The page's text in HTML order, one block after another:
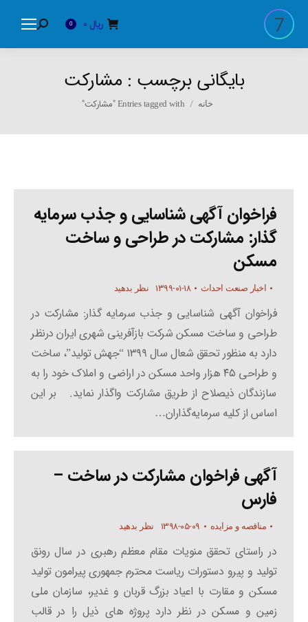
ریال 0
Search:
بایگانی برچسب : مشارکت
You are here:
خانه Entries tagged with "مشارکت"
فراخوان آگهی شناسایی و جذب سرمایه
گذار: مشارکت در طراحی و ساخت
مسکن
اخبار صنعت احداث ۱۳۹۹-۰۱-۱۸ نظر بدهید
فراخوان آگهی شناسایی و جذب سرمایه گذار: مشارکت در
طراحی و ساخت مسکن شرکت بازآفرینی شهری ایران درنظر
دارد به منظور تحقق شعال سال ۱۳۹۹ “جهش تولید”، ساخت
و طراحی ۴۵ هزار واحد مسکن در اراضی و املاک خود را به
سازندگان ذیصلاح از طریق مشارکت واگذار نماید. بر این
اساس از کلیه سرمایه‌گذاران…
آگهی فراخوان مشارکت در ساخت –
فارس
مناقصه و مزایده ۱۳۹۸-۰۵-۰۹ نظر بدهید
در راستای تحقق منویات مقام معظم رهبری در سال رونق
تولید و پیرو دستورات ریاست محترم جمهوری پیرامون تولید
مسکن و مقارت با اعیاد بزرگ قربان و غدیر، سازمان ملی
زمین و مسکن در نظر دارد پروژه های ذیل را در قالب